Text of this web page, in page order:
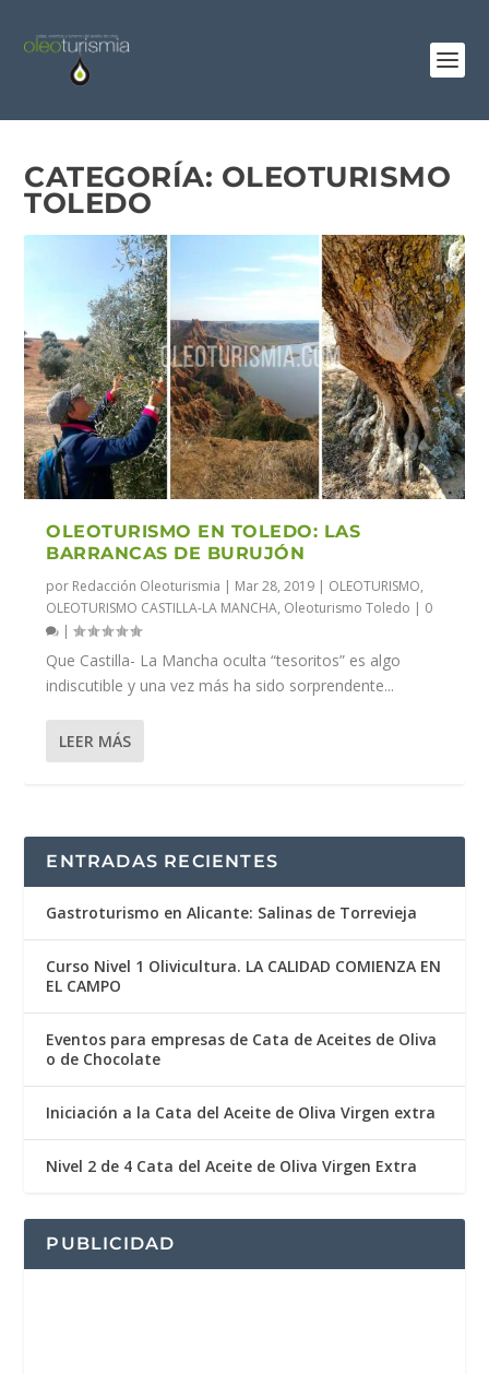
CATEGORÍA: OLEOTURISMO
TOLEDO
OLEOTURISMO EN TOLEDO: LAS
BARRANCAS DE BURUJÓN
por Redacción Oleoturismia | Mar 28, 2019 | OLEOTURISMO,
OLEOTURISMO CASTILLA-LA MANCHA, Oleoturismo Toledo | 0
|
Que Castilla- La Mancha oculta “tesoritos” es algo
indiscutible y una vez más ha sido sorprendente...
LEER MÁS
ENTRADAS RECIENTES
Gastroturismo en Alicante: Salinas de Torrevieja
Curso Nivel 1 Olivicultura. LA CALIDAD COMIENZA EN
EL CAMPO
Eventos para empresas de Cata de Aceites de Oliva
o de Chocolate
Iniciación a la Cata del Aceite de Oliva Virgen extra
Nivel 2 de 4 Cata del Aceite de Oliva Virgen Extra
PUBLICIDAD